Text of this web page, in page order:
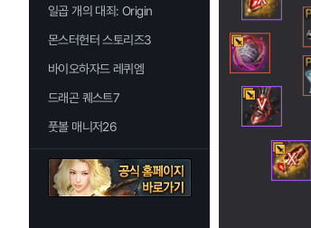
일곱 개의 대죄: Origin
몬스터헌터 스토리즈3
바이오하자드 레퀴엠
드래곤 퀘스트7
풋볼 매니저26